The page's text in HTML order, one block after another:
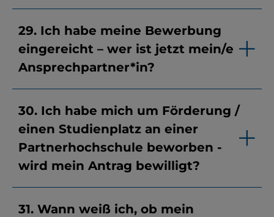
29. Ich habe meine Bewerbung
eingereicht – wer ist jetzt mein/e
Ansprechpartner*in?
30. Ich habe mich um Förderung /
einen Studienplatz an einer
Partnerhochschule beworben -
wird mein Antrag bewilligt?
31. Wann weiß ich, ob mein